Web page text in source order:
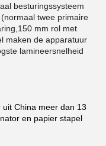
besturingssysteem
twee primaire
mm rol met
maken de apparatuur
lamineersnelheid
China meer dan 13
en papier stapel